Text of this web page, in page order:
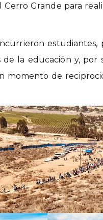
Cerro Grande para
estudiantes,
de la educación y,
momento de